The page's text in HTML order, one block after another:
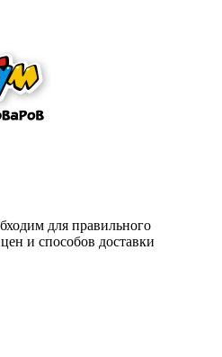
для правильного
и способов доставки